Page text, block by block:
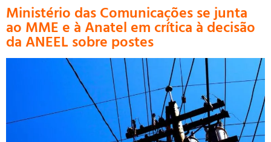
Ministério das Comunicações se junta
ao MME e à Anatel em crítica à decisão
da ANEEL sobre postes